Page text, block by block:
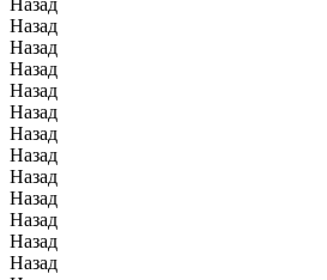
Назад
Назад
Назад
Назад
Назад
Назад
Назад
Назад
Назад
Назад
Назад
Назад
Назад